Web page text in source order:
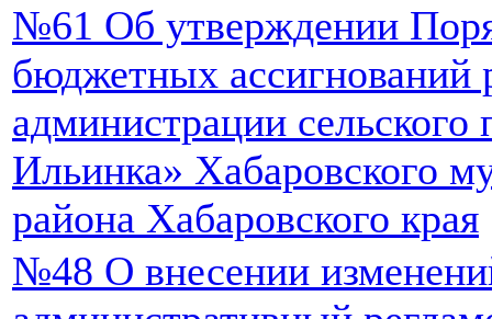
№61 Об утверждении
бюджетных ассигнований
администрации сельского
Ильинка» Хабаровского
района Хабаровского края
№48 О внесении